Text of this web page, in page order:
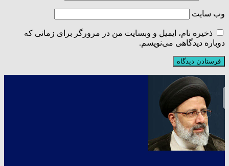
وب‌ سایت
ذخیره نام، ایمیل و وبسایت من در مرورگر برای زمانی که
دوباره دیدگاهی می‌نویسم.